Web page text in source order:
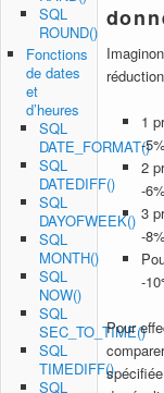
1
-
2
-
3
-
-
Pour
SQL
ROUND()
Fonctions
de dates
et
d’heures
SQL
DATE_FORMAT()
SQL
DATEDIFF()
SQL
DAYOFWEEK()
SQL
MONTH()
SQL
NOW()
SQL
SEC_TO_TIME()
SQL
TIMEDIFF()
SQL